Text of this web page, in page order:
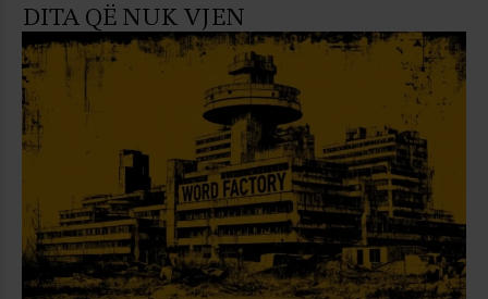
DITA QË NUK VJEN